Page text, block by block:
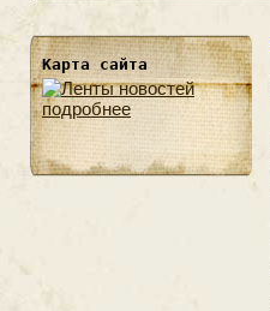
Карта сайта
подробнее